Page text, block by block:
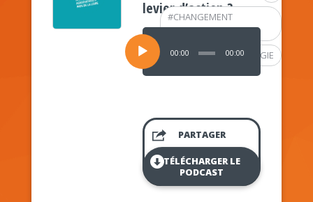
#CHANGEMENT
CLIMATIQUE
#PSYCHOLOGIE
levier d’action ?
Lecteur
audio
00:00 00:00
PARTAGER
TÉLÉCHARGER LE
PODCAST